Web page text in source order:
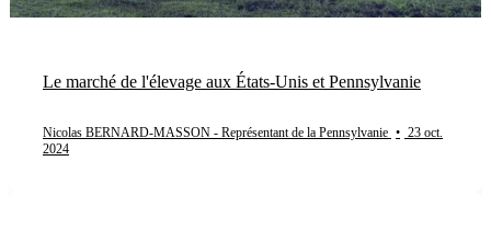
Le marché de l'élevage aux États-Unis et Pennsylvanie
Nicolas BERNARD-MASSON - Représentant de la Pennsylvanie • 23 oct.
2024